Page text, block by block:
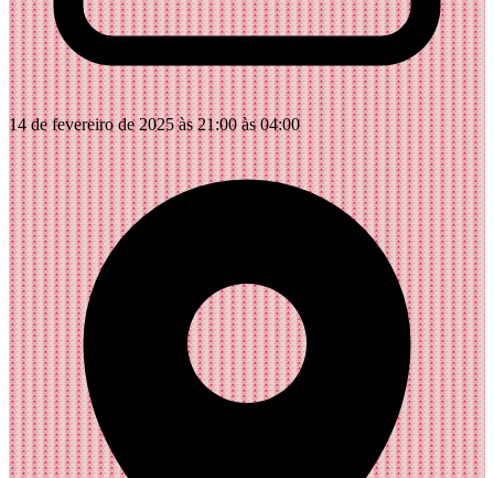
14 de fevereiro de 2025 às 21:00 às 04:00